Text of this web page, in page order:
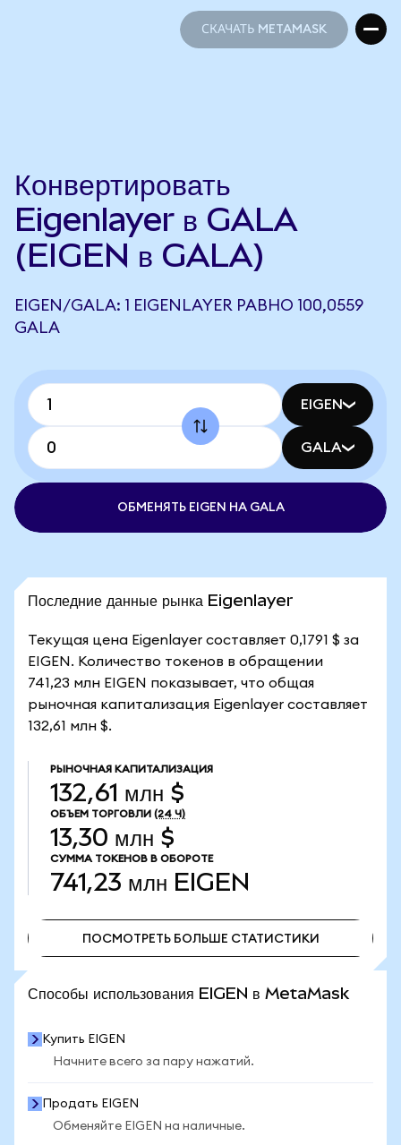
СКАЧАТЬ METAMASK
Конвертировать
Eigenlayer в GALA
(EIGEN в GALA)
EIGEN/GALA: 1 EIGENLAYER РАВНО 100,0559
GALA
EIGEN
GALA
ОБМЕНЯТЬ EIGEN НА GALA
Последние данные рынка Eigenlayer
Текущая цена Eigenlayer составляет 0,1791 $ за
EIGEN. Количество токенов в обращении
741,23 млн EIGEN показывает, что общая
рыночная капитализация Eigenlayer составляет
132,61 млн $.
РЫНОЧНАЯ КАПИТАЛИЗАЦИЯ
132,61 млн $
ОБЪЕМ ТОРГОВЛИ (24 Ч)
13,30 млн $
СУММА ТОКЕНОВ В ОБОРОТЕ
741,23 млн EIGEN
ПОСМОТРЕТЬ БОЛЬШЕ СТАТИСТИКИ
Способы использования EIGEN в MetaMask
Купить EIGEN
Начните всего за пару нажатий.
Продать EIGEN
Обменяйте EIGEN на наличные.